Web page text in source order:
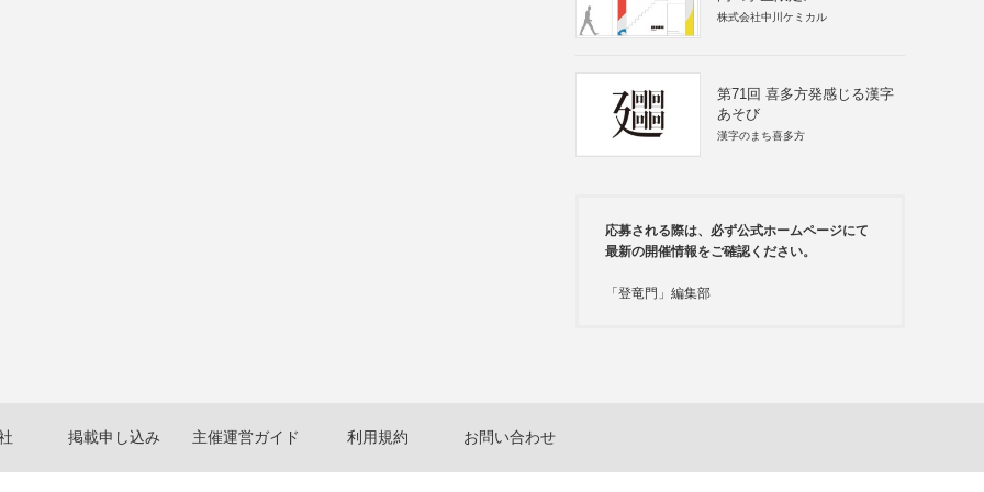
株式会社中川ケミカル
第71回 喜多方発感じる漢字
あそび
漢字のまち喜多方
応募される際は、必ず公式ホームページにて
最新の開催情報をご確認ください。
「登竜門」編集部
掲載申し込み 主催運営ガイド 利用規約 お問い合わせ